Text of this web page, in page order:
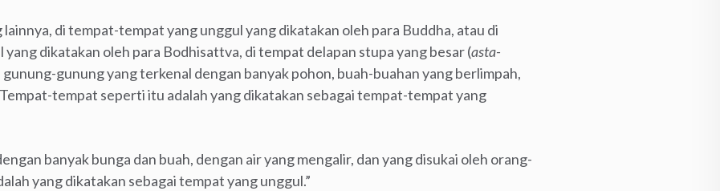
lainnya, di tempat-tempat yang unggul yang dikatakan oleh para Buddha, atau di
dikatakan oleh para Bodhisattva, di tempat delapan stupa yang besar (asta-
gunung-gunung yang terkenal dengan banyak pohon, buah-buahan yang berlimpah,
tempat seperti itu adalah yang dikatakan sebagai tempat-tempat yang
banyak bunga dan buah, dengan air yang mengalir, dan yang disukai oleh orang-
yang dikatakan sebagai tempat yang unggul.”